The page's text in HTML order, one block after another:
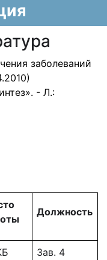
заболеваний
- Л.:
Должность
Зав. 4